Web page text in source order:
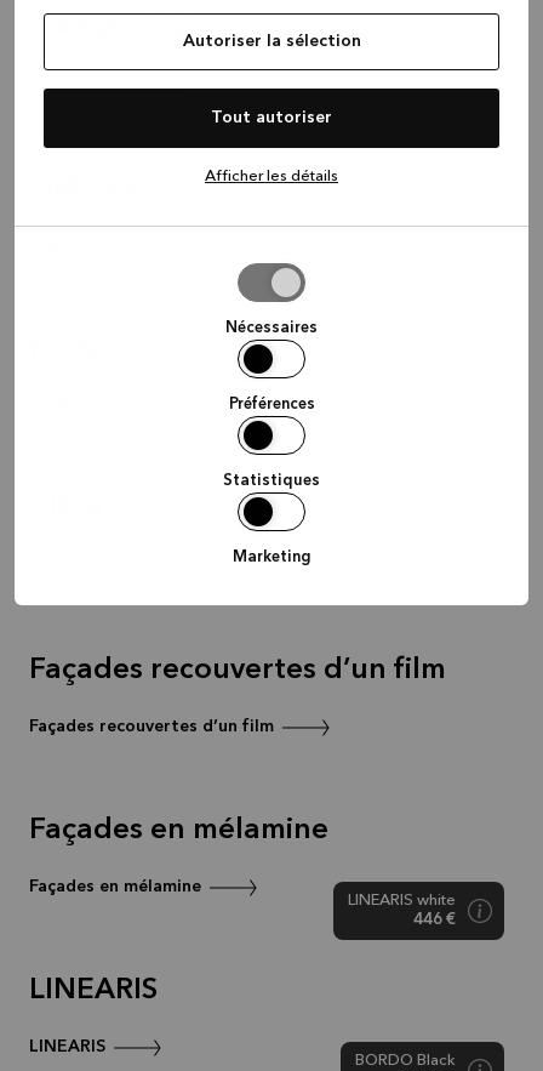
Autoriser la sélection
Tout autoriser
Afficher les détails
Nécessaires
Préférences
Statistiques
Marketing
OAKWOOD
OAKWOOD
Façades recouvertes d’un film
Façades recouvertes d’un film
Façades en mélamine
Façades en mélamine
LINEARIS white
446 €
LINEARIS
LINEARIS
BORDO Black